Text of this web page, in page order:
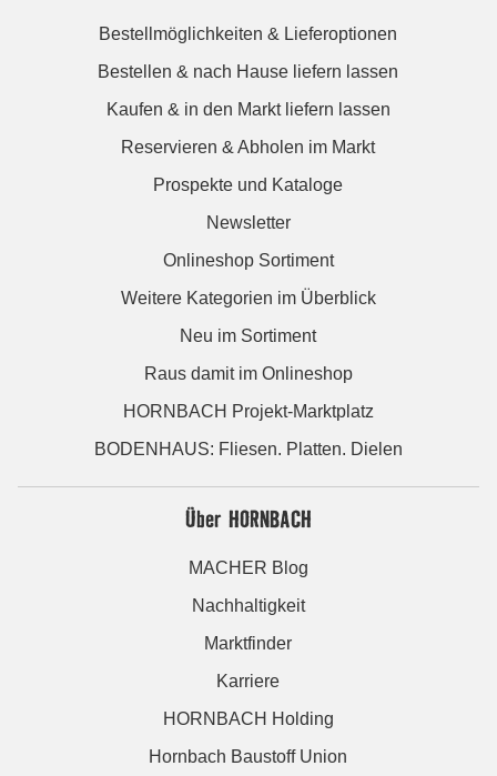
Bestellmöglichkeiten & Lieferoptionen
Bestellen & nach Hause liefern lassen
Kaufen & in den Markt liefern lassen
Reservieren & Abholen im Markt
Prospekte und Kataloge
Newsletter
Onlineshop Sortiment
Weitere Kategorien im Überblick
Neu im Sortiment
Raus damit im Onlineshop
HORNBACH Projekt-Marktplatz
BODENHAUS: Fliesen. Platten. Dielen
Über HORNBACH
MACHER Blog
Nachhaltigkeit
Marktfinder
Karriere
HORNBACH Holding
Hornbach Baustoff Union